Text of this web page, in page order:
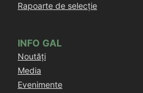
Rapoarte de selecție
INFO GAL
Noutăți
Media
Evenimente